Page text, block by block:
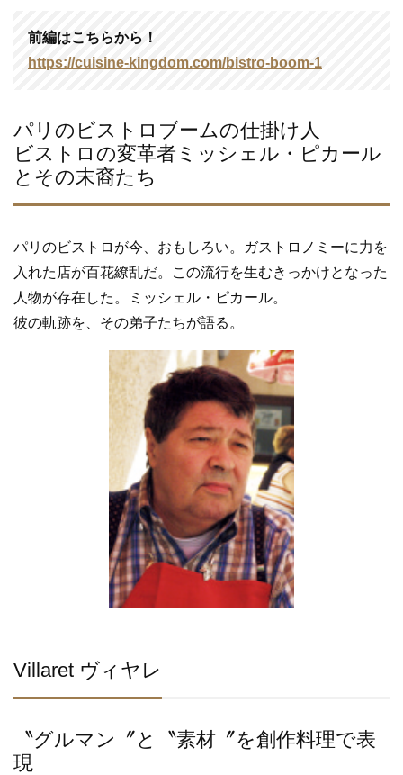
b
o
k
前編はこちらから！
https://cuisine-kingdom.com/bistro-boom-1
パリのビストロブームの仕掛け人
ビストロの変革者ミッシェル・ピカール
とその末裔たち
パリのビストロが今、おもしろい。ガストロノミーに力を
入れた店が百花繚乱だ。この流行を生むきっかけとなった
人物が存在した。ミッシェル・ピカール。
彼の軌跡を、その弟子たちが語る。
Villaret ヴィヤレ
〝グルマン〞と〝素材〞を創作料理で表
現